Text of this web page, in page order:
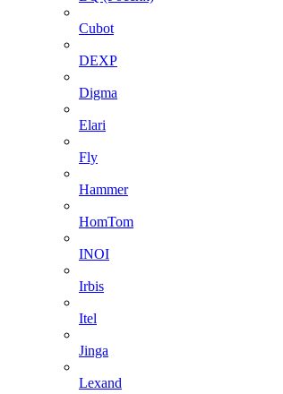
Cubot
DEXP
Digma
Elari
Fly
Hammer
HomTom
INOI
Irbis
Itel
Jinga
Lexand